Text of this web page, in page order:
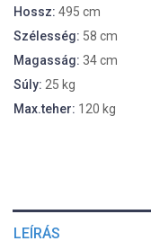
Hossz: 495 cm
Szélesség: 58 cm
Magasság: 34 cm
Súly: 25 kg
Max.teher: 120 kg
LEÍRÁS